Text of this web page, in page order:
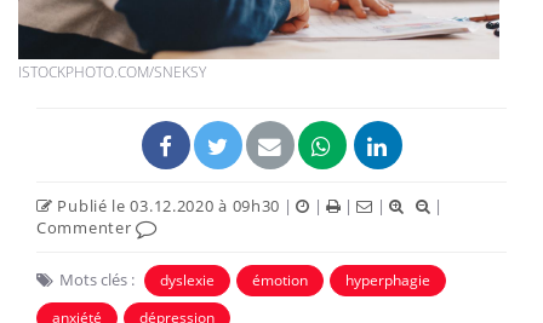
ISTOCKPHOTO.COM/SNEKSY
Publié le 03.12.2020 à 09h30 | | | |
|
Commenter
Mots clés : dyslexie émotion
hyperphagie
anxiété
dépression